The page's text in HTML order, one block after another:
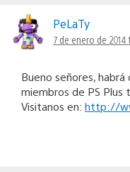
PeLaTy
7 de enero de
Bueno señores,
miembros de PS Plus
Visitanos en: http://